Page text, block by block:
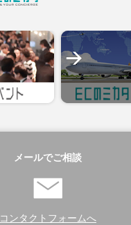
メールでご相談
コンタクトフォームへ